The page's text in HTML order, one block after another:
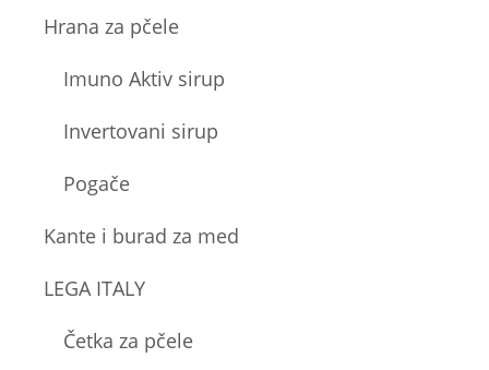
Hrana za pčele
Imuno Aktiv sirup
Invertovani sirup
Pogače
Kante i burad za med
LEGA ITALY
Četka za pčele